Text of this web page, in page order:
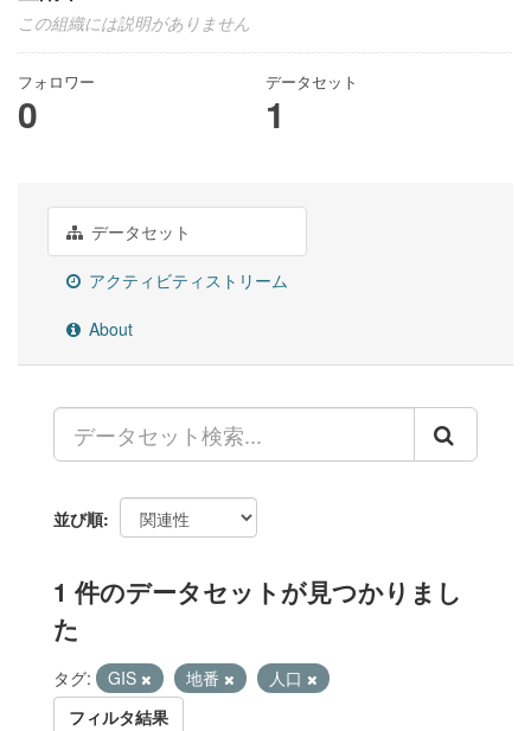
この組織には説明がありません
フォロワー
0
データセット
1
データセット
アクティビティストリーム
About
並び順
1 件のデータセットが見つかりまし
た
タグ: GIS 地番
人口
フィルタ結果